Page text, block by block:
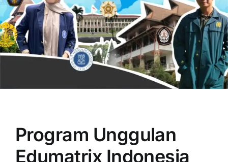
OUR PROGRAM
CONTACT US
Program Unggulan
Edumatrix Indonesia